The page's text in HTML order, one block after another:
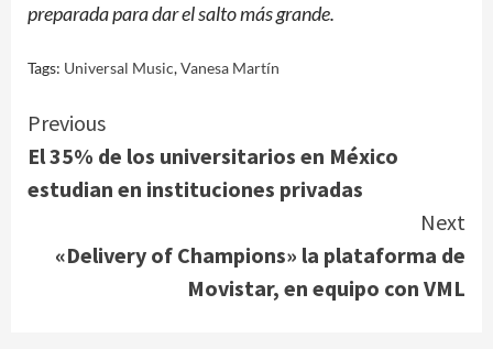
preparada para dar el salto más grande.
Tags: Universal Music,Vanesa Martín
Continue
Reading
Previous
El 35% de los universitarios en México
estudian en instituciones privadas
Next
«Delivery of Champions» la plataforma de
Movistar, en equipo con VML